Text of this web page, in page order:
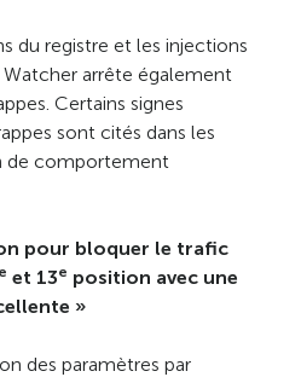
du registre et les injections
arrête également
Certains signes
sont cités dans les
de comportement
pour bloquer le trafic
e et 13e position avec une
»
des paramètres par